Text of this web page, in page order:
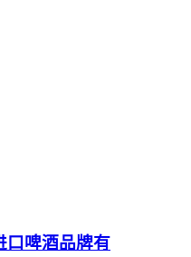
口啤酒品牌有